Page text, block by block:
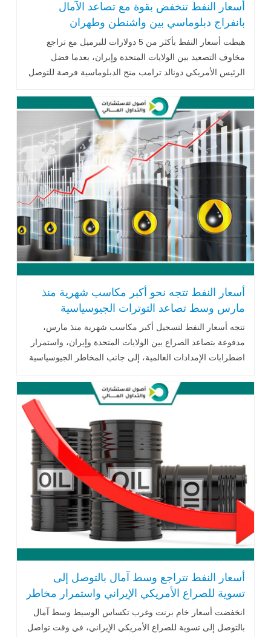
أسعار النفط تنخفض بقوة مع تصاعد الآمال
بانفراج دبلوماسي بين واشنطن وطهران
هبطت أسعار النفط بأكثر من 5 دولارات للبرميل مع تراجع
مخاوف التصعيد بين الولايات المتحدة وإيران، بعدما فضل
الرئيس الأمريكي دونالد ترامب منح الدبلوماسية فرصة للتوصل
الأسواق مراقبة اضطرابات الملاحة، وقرارات أوبك+ بشأن زيادة
الإنتاج، وتأثيرها على مستقبل الإمدادات وأسعار الطاقة العالمية.
أسعار النفط تتجه نحو أكبر مكاسب شهرية منذ
مارس وسط تصاعد التوترات الجيوسياسية
وتقلبات الأسواق
تتجه أسعار النفط لتسجيل أكبر مكاسب شهرية منذ مارس،
مدفوعة بتصاعد الصراع بين الولايات المتحدة وإيران، واستمرار
اضطرابات الإمدادات العالمية، إلى جانب المخاطر الجيوسياسية
أسعار النفط تتراجع وسط آمال بالتوصل إلى
تسوية للصراع الأمريكي الإيراني واستمرار مخاطر
الإمدادات
انخفضت أسعار خام برنت وغرب تكساس الوسيط وسط آمال
بالتوصل إلى تسوية للصراع الأمريكي الإيراني، في وقت تواصل